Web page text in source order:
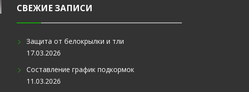
СВЕЖИЕ ЗАПИСИ
Защита от белокрылки и тли
17.03.2026
Составление график подкормок
11.03.2026